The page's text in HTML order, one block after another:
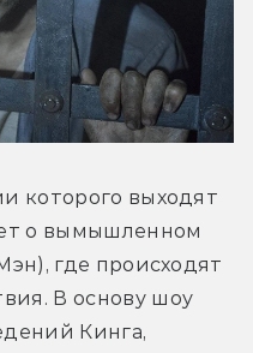
которого выходят
о вымышленном
где происходят
В основу шоу
Кинга,